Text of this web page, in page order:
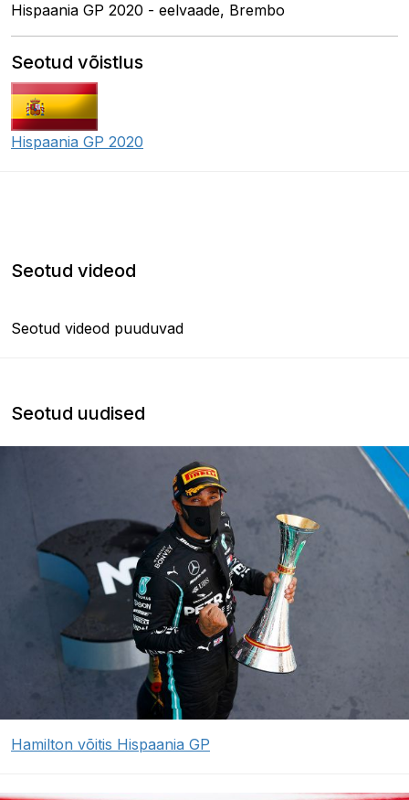
Hispaania GP 2020 - eelvaade, Brembo
Seotud võistlus
Hispaania GP 2020
Seotud videod
Seotud videod puuduvad
Seotud uudised
Hamilton võitis Hispaania GP